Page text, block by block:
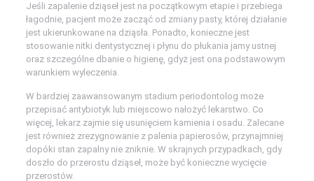
Jeśli zapalenie dziąseł jest na początkowym etapie i przebiega
łagodnie, pacjent może zacząć od zmiany pasty, której działanie
jest ukierunkowane na dziąsła. Ponadto, konieczne jest
stosowanie nitki dentystycznej i płynu do płukania jamy ustnej
oraz szczególne dbanie o higienę, gdyż jest ona podstawowym
warunkiem wyleczenia.
W bardziej zaawansowanym stadium periodontolog może
przepisać antybiotyk lub miejscowo nałożyć lekarstwo. Co
więcej, lekarz zajmie się usunięciem kamienia i osadu. Zalecane
jest również zrezygnowanie z palenia papierosów, przynajmniej
dopóki stan zapalny nie zniknie. W skrajnych przypadkach, gdy
doszło do przerostu dziąseł, może być konieczne wycięcie
przerostów.